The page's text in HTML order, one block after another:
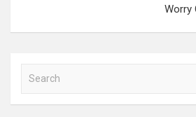
รื่
Worry
a